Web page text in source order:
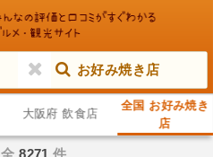
お好み焼き店
大阪府 飲食店
全国 お好み焼き
店
全8271 件